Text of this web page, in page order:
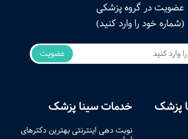
عضویت در گروه پزشکی
(شماره خود را وارد کنید)
عضویت
پزشک خدمات سینا پزشک
نوبت‌ دهی اینترنتی بهترین دکترهای